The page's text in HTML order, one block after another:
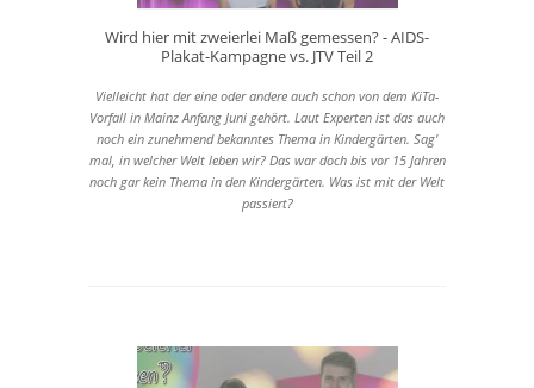
Wird hier mit zweierlei Maß gemessen? - AIDS-
Plakat-Kampagne vs. JTV Teil 2
Vielleicht hat der eine oder andere auch schon von dem KiTa-
Vorfall in Mainz Anfang Juni gehört. Laut Experten ist das auch
noch ein zunehmend bekanntes Thema in Kindergärten. Sag'
mal, in welcher Welt leben wir? Das war doch bis vor 15 Jahren
noch gar kein Thema in den Kindergärten. Was ist mit der Welt
passiert?